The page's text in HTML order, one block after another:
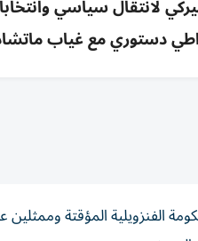
لانتقال سياسي
دستوري مع غياب
الفنزويلية المؤقتة